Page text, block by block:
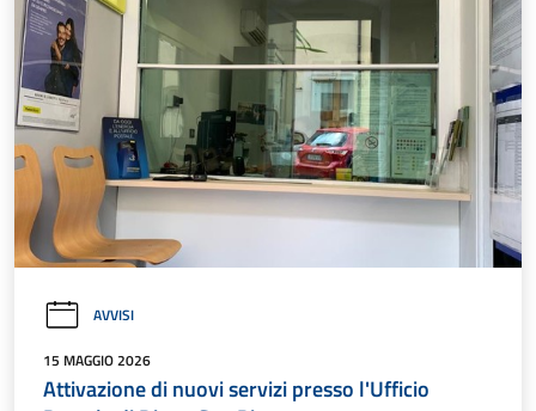
AVVISI
15 MAGGIO 2026
Attivazione di nuovi servizi presso l'Ufficio